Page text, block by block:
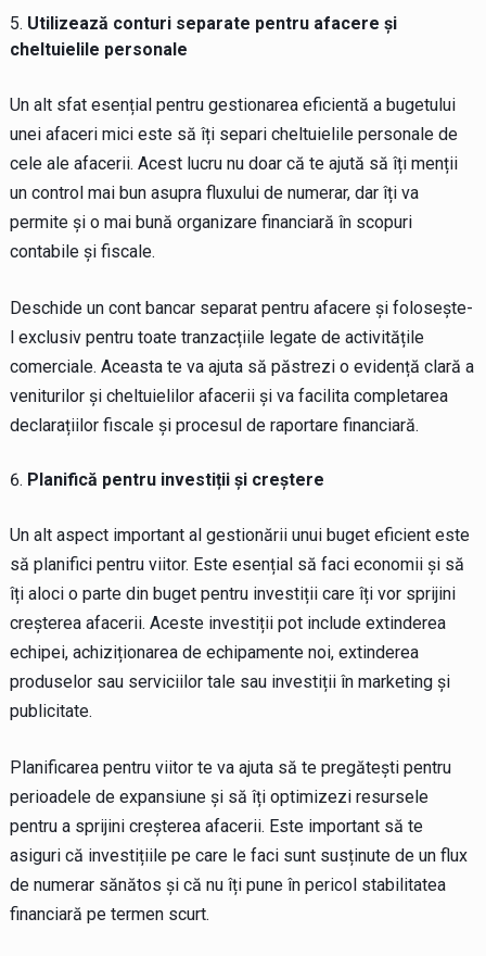
Utilizează conturi separate pentru afacere și
cheltuielile personale
Un alt sfat esențial pentru gestionarea eficientă a bugetului
unei afaceri mici este să îți separi cheltuielile personale de
cele ale afacerii. Acest lucru nu doar că te ajută să îți menții
un control mai bun asupra fluxului de numerar, dar îți va
permite și o mai bună organizare financiară în scopuri
contabile și fiscale.
Deschide un cont bancar separat pentru afacere și folosește-
l exclusiv pentru toate tranzacțiile legate de activitățile
comerciale. Aceasta te va ajuta să păstrezi o evidență clară a
veniturilor și cheltuielilor afacerii și va facilita completarea
declarațiilor fiscale și procesul de raportare financiară.
Planifică pentru investiții și creștere
Un alt aspect important al gestionării unui buget eficient este
să planifici pentru viitor. Este esențial să faci economii și să
îți aloci o parte din buget pentru investiții care îți vor sprijini
creșterea afacerii. Aceste investiții pot include extinderea
echipei, achiziționarea de echipamente noi, extinderea
produselor sau serviciilor tale sau investiții în marketing și
publicitate.
Planificarea pentru viitor te va ajuta să te pregătești pentru
perioadele de expansiune și să îți optimizezi resursele
pentru a sprijini creșterea afacerii. Este important să te
asiguri că investițiile pe care le faci sunt susținute de un flux
de numerar sănătos și că nu îți pune în pericol stabilitatea
financiară pe termen scurt.